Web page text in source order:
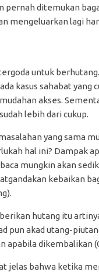
pernah ditemukan
mengeluarkan lagi
untuk
kasus sahabat
akses.
lebih dari cukup.
yang sama
hal ini? Dampak
mungkin akan
kebaikan
hutang itu
pun akad utang-
apabila dikembalikan
jelas bahwa ketika